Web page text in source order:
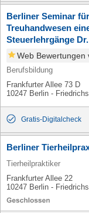
Berliner Seminar
Treuhandwesen
Steuerlehrgänge
Web Bewertungen
Berufsbildung
Frankfurter Allee 73 D
10247 Berlin -
Gratis-Digitalcheck
Berliner
Tierheilpraktiker
Frankfurter Allee 22
10247 Berlin -